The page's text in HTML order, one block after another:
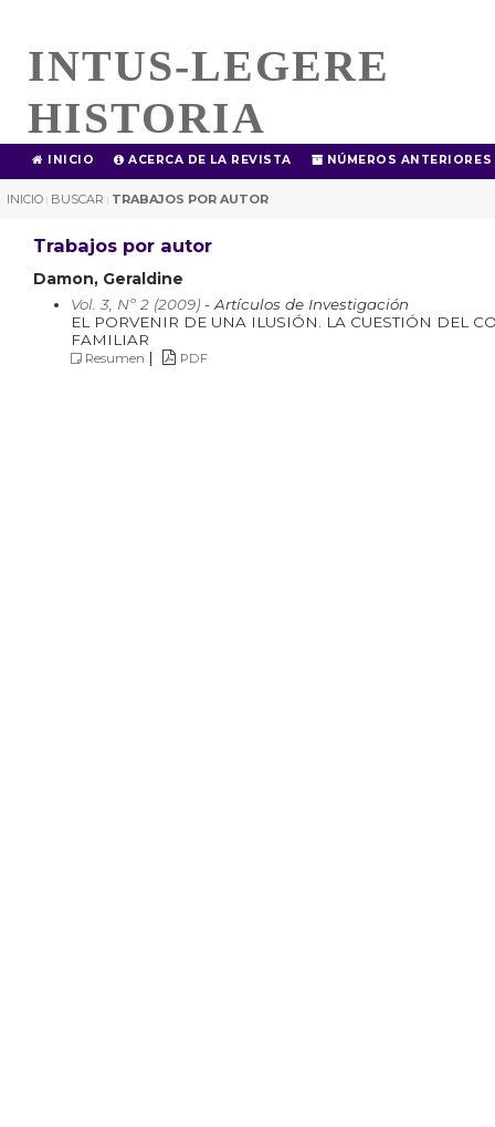
INTUS-LEGERE
HISTORIA
INICIO ACERCA DE LA REVISTA NÚMEROS ANTERIORES
INICIO | BUSCAR | TRABAJOS POR AUTOR
Trabajos por autor
Damon, Geraldine
Vol. 3, Nº 2 (2009)- Artículos de Investigación
EL PORVENIR DE UNA ILUSIÓN. LA CUESTIÓN DEL
FAMILIAR
Resumen | PDF